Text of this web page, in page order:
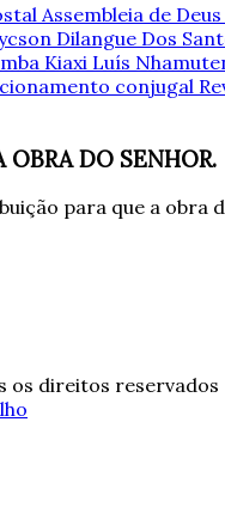
Assembleia de
Dilangue Dos
Kiaxi Luís
conjugal
OBRA DO SENHOR.
para que a obra
os direitos reservados